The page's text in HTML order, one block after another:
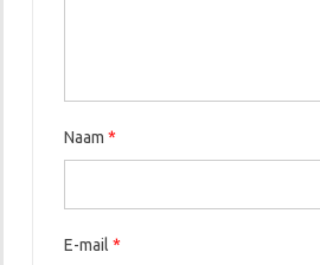
Naam *
E-mail *